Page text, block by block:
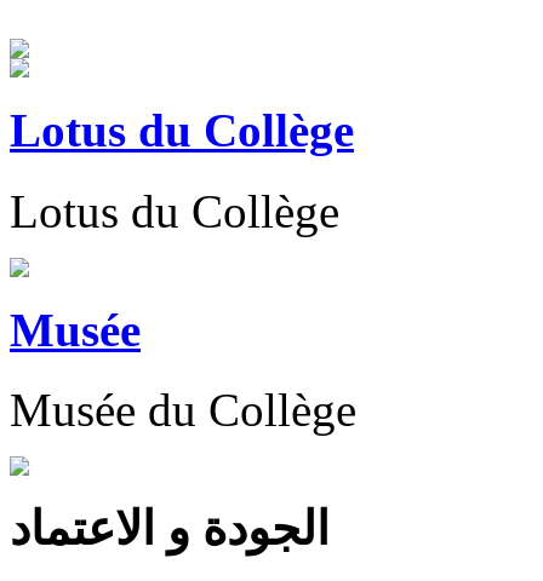
Lotus du Collège
Lotus du Collège
Musée
Musée du Collège
الجودة و الاعتماد